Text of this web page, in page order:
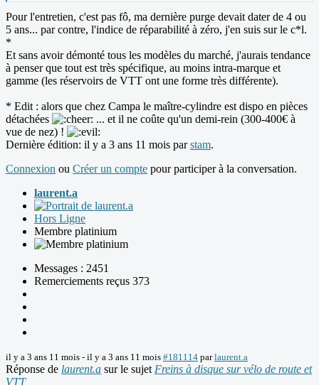
Pour l'entretien, c'est pas fô, ma dernière purge devait dater de 4 ou
5 ans... par contre, l'indice de réparabilité à zéro, j'en suis sur le c*l.
*
Et sans avoir démonté tous les modèles du marché, j'aurais tendance
à penser que tout est très spécifique, au moins intra-marque et
gamme (les réservoirs de VTT ont une forme très différente).
* Edit : alors que chez Campa le maître-cylindre est dispo en pièces
détachées
... et il ne coûte qu'un demi-rein (300-400€ à
vue de nez) !
Dernière édition: il y a 3 ans 11 mois parstam.
Connexion ou Créer un compte pour participer à la conversation.
laurent.a
Hors Ligne
Membre platinium
Messages : 2451
Remerciements reçus 373
il y a 3 ans 11 mois - il y a 3 ans 11 mois #181114 parlaurent.a
Réponse de laurent.a sur le sujet Freins à disque sur vélo de route et
VTT